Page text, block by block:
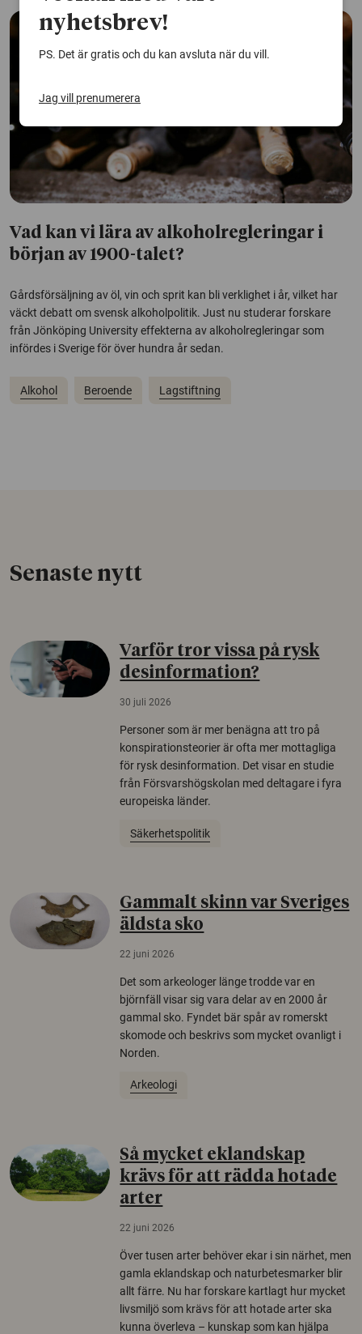
Vad kan vi lära av alkoholregleringar i
början av 1900-talet?
Gårdsförsäljning av öl, vin och sprit kan bli verklighet i år, vilket har
väckt debatt om svensk alkoholpolitik. Just nu studerar forskare
från Jönköping University effekterna av alkoholregleringar som
infördes i Sverige för över hundra år sedan.
Alkohol Beroende Lagstiftning
Senaste nytt
Varför tror vissa på rysk
desinformation?
30 juli 2026
Personer som är mer benägna att tro på
konspirationsteorier är ofta mer mottagliga
för rysk desinformation. Det visar en studie
från Försvarshögskolan med deltagare i fyra
europeiska länder.
Säkerhetspolitik
Gammalt skinn var Sveriges
äldsta sko
22 juni 2026
Det som arkeologer länge trodde var en
björnfäll visar sig vara delar av en 2000 år
gammal sko. Fyndet bär spår av romerskt
skomode och beskrivs som mycket ovanligt i
Norden.
Arkeologi
Så mycket eklandskap
krävs för att rädda hotade
arter
22 juni 2026
Över tusen arter behöver ekar i sin närhet, men
gamla eklandskap och naturbetesmarker blir
allt färre. Nu har forskare kartlagt hur mycket
livsmiljö som krävs för att hotade arter ska
kunna överleva – kunskap som kan hjälpa
nyhetsbrev!
PS. Det är gratis och du kan avsluta när du vill.
Jag vill prenumerera